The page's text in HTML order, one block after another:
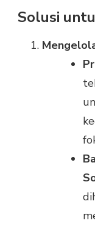
Solusi